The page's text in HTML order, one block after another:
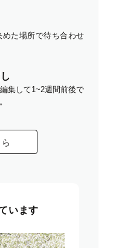
た場所で待ち合わせ
集して1~2週間前後で
います